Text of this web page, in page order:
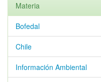
Materia
Bofedal
Chile
Información Ambiental